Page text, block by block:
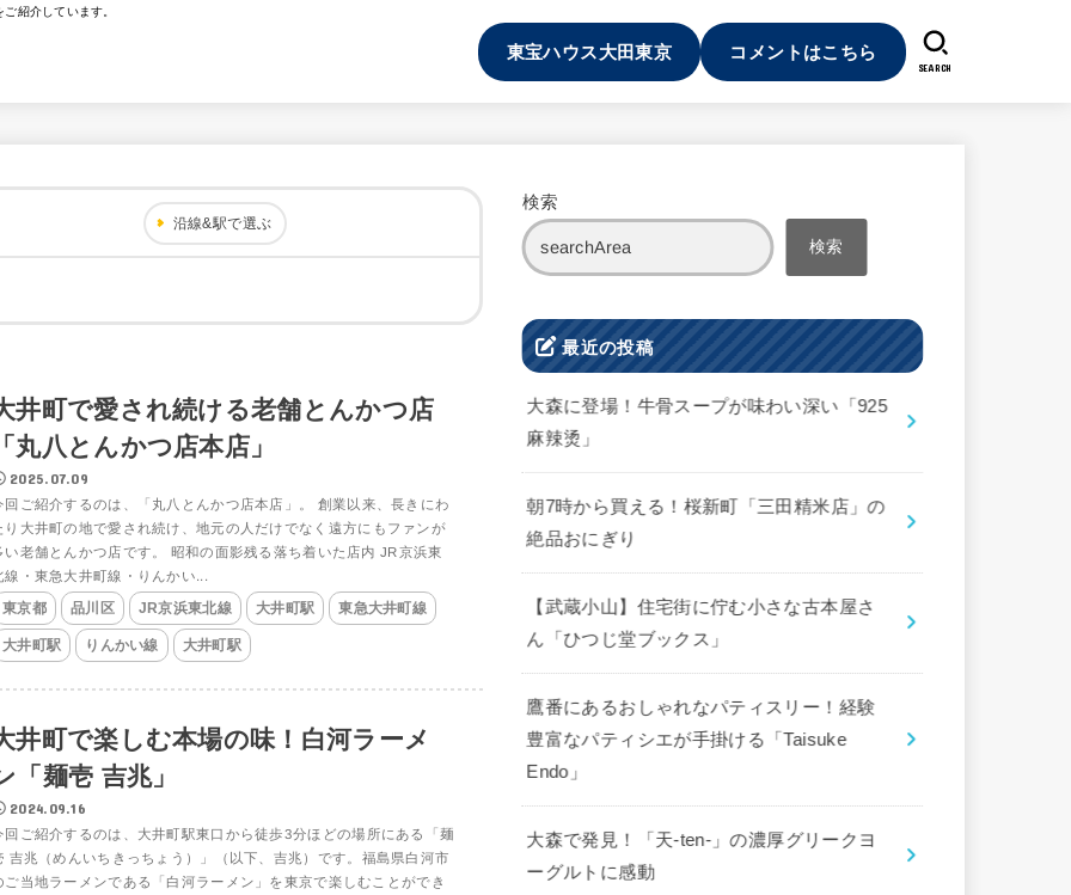
紹介しています。
東宝ハウス大田東京 コメントはこちら
SEARCH
沿線&駅で選ぶ
井町で愛され続ける老舗とんかつ店
丸八とんかつ店本店」
2025.07.09
回ご紹介するのは、「丸八とんかつ店本店」。 創業以来、長きにわ
り大井町の地で愛され続け、地元の人だけでなく遠方にもファンが
い老舗とんかつ店です。 昭和の面影残る落ち着いた店内 JR京浜東
線・東急大井町線・りんかい...
東京都 品川区 JR京浜東北線 大井町駅 東急大井町線
大井町駅 りんかい線 大井町駅
井町で楽しむ本場の味！白河ラーメ
「麺壱 吉兆」
2024.09.16
回ご紹介するのは、大井町駅東口から徒歩3分ほどの場所にある「麺
吉兆（めんいちきっちょう）」（以下、吉兆）です。福島県白河市
ご当地ラーメンである「白河ラーメン」を東京で楽しむことができ
検索
検索
最近の投稿
大森に登場！牛骨スープが味わい深い「925
麻辣烫」
朝7時から買える！桜新町「三田精米店」の
絶品おにぎり
【武蔵小山】住宅街に佇む小さな古本屋さ
ん「ひつじ堂ブックス」
鷹番にあるおしゃれなパティスリー！経験
豊富なパティシエが手掛ける「Taisuke
Endo」
大森で発見！「天-ten-」の濃厚グリークヨ
ーグルトに感動